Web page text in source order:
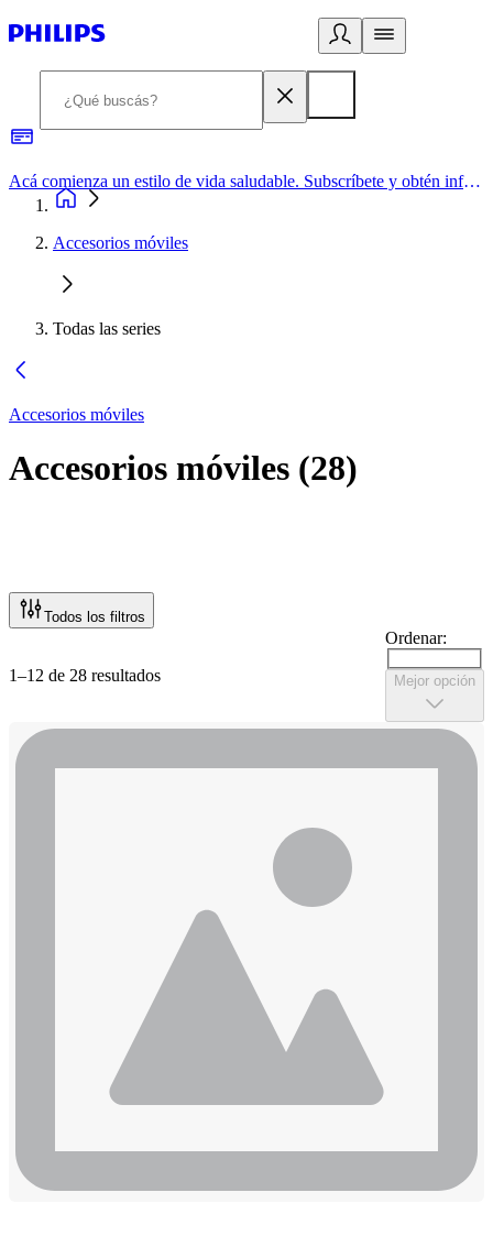
Acá comienza un estilo de vida saludable. Subscríbete y obtén información de primera mano
Accesorios móviles
Todas las series
Accesorios móviles
Accesorios móviles (28)
Todos los filtros
1–12 de 28 resultados
Ordenar:
Mejor opción